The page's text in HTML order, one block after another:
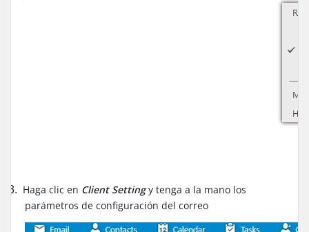
3. Haga clic en Client Settingy tenga a la mano los
parámetros de configuración del correo